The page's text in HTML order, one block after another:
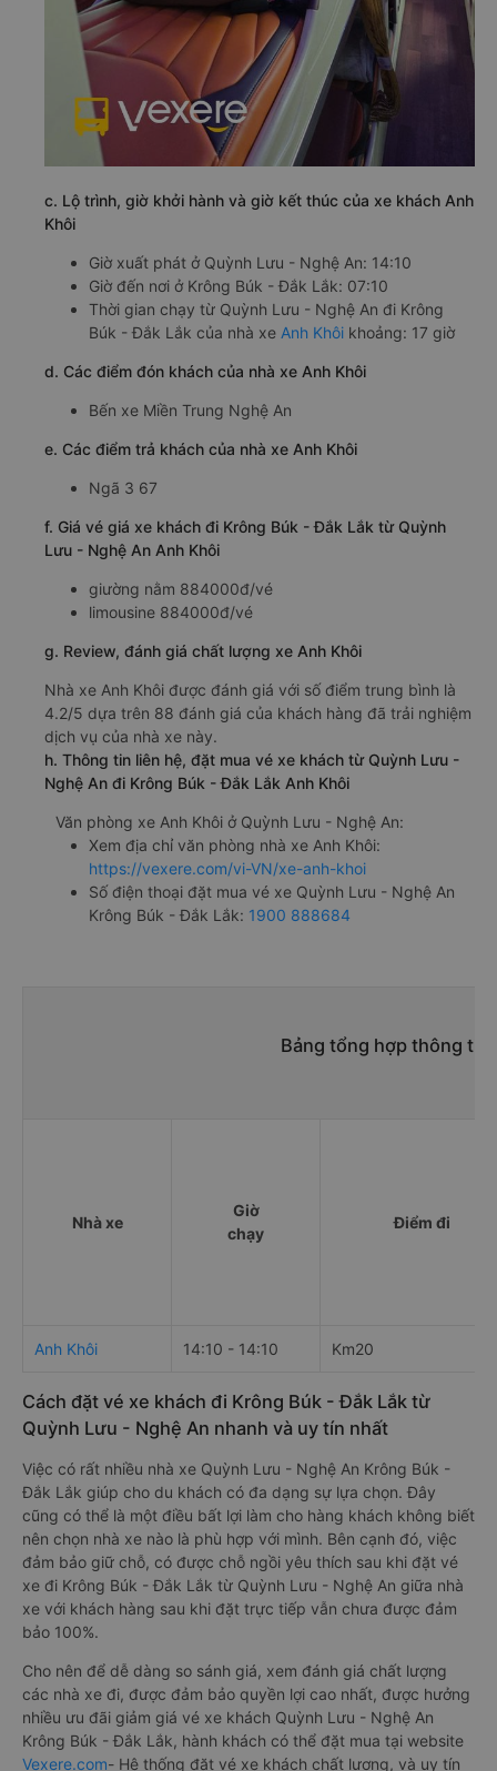
c. Lộ trình, giờ khởi hành và giờ kết thúc của xe khách Anh
Khôi
Giờ xuất phát ở Quỳnh Lưu - Nghệ An: 14:10
Giờ đến nơi ở Krông Búk - Đắk Lắk: 07:10
Thời gian chạy từ Quỳnh Lưu - Nghệ An đi Krông
Búk - Đắk Lắk của nhà xe Anh Khôi khoảng: 17 giờ
d. Các điểm đón khách của nhà xe Anh Khôi
Bến xe Miền Trung Nghệ An
e. Các điểm trả khách của nhà xe Anh Khôi
Ngã 3 67
f. Giá vé giá xe khách đi Krông Búk - Đắk Lắk từ Quỳnh
Lưu - Nghệ An Anh Khôi
giường nằm 884000đ/vé
limousine 884000đ/vé
g. Review, đánh giá chất lượng xe Anh Khôi
Nhà xe Anh Khôi được đánh giá với số điểm trung bình là
4.2/5 dựa trên 88 đánh giá của khách hàng đã trải nghiệm
dịch vụ của nhà xe này.
h. Thông tin liên hệ, đặt mua vé xe khách từ Quỳnh Lưu -
Nghệ An đi Krông Búk - Đắk Lắk Anh Khôi
Văn phòng xe Anh Khôi ở Quỳnh Lưu - Nghệ An:
Xem địa chỉ văn phòng nhà xe Anh Khôi:
https://vexere.com/vi-VN/xe-anh-khoi
Số điện thoại đặt mua vé xe Quỳnh Lưu - Nghệ An
Krông Búk - Đắk Lắk: 1900 888684
Bảng tổng hợp thông tin
Nhà xe
Giờ
chạy
Điểm đi
Anh Khôi 14:10 - 14:10 Km20
Cách đặt vé xe khách đi Krông Búk - Đắk Lắk từ
Quỳnh Lưu - Nghệ An nhanh và uy tín nhất
Việc có rất nhiều nhà xe Quỳnh Lưu - Nghệ An Krông Búk -
Đắk Lắk giúp cho du khách có đa dạng sự lựa chọn. Đây
cũng có thể là một điều bất lợi làm cho hàng khách không biết
nên chọn nhà xe nào là phù hợp với mình. Bên cạnh đó, việc
đảm bảo giữ chỗ, có được chỗ ngồi yêu thích sau khi đặt vé
xe đi Krông Búk - Đắk Lắk từ Quỳnh Lưu - Nghệ An giữa nhà
xe với khách hàng sau khi đặt trực tiếp vẫn chưa được đảm
bảo 100%.
Cho nên để dễ dàng so sánh giá, xem đánh giá chất lượng
các nhà xe đi, được đảm bảo quyền lợi cao nhất, được hưởng
nhiều ưu đãi giảm giá vé xe khách Quỳnh Lưu - Nghệ An
Krông Búk - Đắk Lắk, hành khách có thể đặt mua tại website
Vexere.com- Hệ thống đặt vé xe khách chất lượng, và uy tín